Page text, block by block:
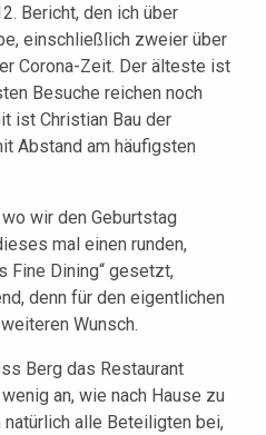
Bericht, den ich über
einschließlich zweier über
Corona-Zeit. Der älteste ist
Besuche reichen noch
ist Christian Bau der
Abstand am häufigsten
wir den Geburtstag
mal einen runden,
Fine Dining“ gesetzt,
denn für den eigentlichen
Wunsch.
Berg das Restaurant
an, wie nach Hause zu
natürlich alle Beteiligten bei,